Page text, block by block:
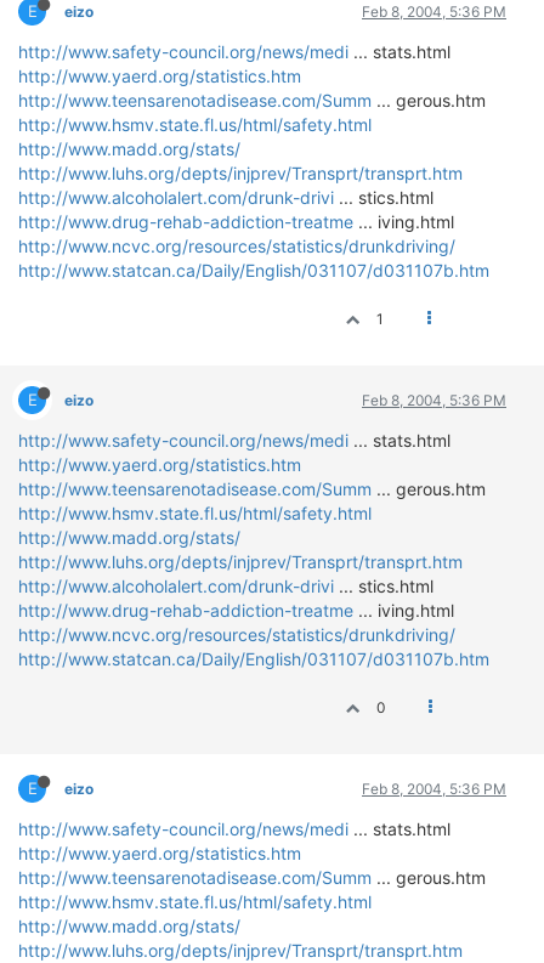
E eizo Feb 8, 2004, 5:36 PM
http://www.safety-council.org/news/medi ... stats.html
http://www.yaerd.org/statistics.htm
http://www.teensarenotadisease.com/Summ ... gerous.htm
http://www.hsmv.state.fl.us/html/safety.html
http://www.madd.org/stats/
http://www.luhs.org/depts/injprev/Transprt/transprt.htm
http://www.alcoholalert.com/drunk-drivi ... stics.html
http://www.drug-rehab-addiction-treatme ... iving.html
http://www.ncvc.org/resources/statistics/drunkdriving/
http://www.statcan.ca/Daily/English/031107/d031107b.htm
1
E eizo Feb 8, 2004, 5:36 PM
http://www.safety-council.org/news/medi ... stats.html
http://www.yaerd.org/statistics.htm
http://www.teensarenotadisease.com/Summ ... gerous.htm
http://www.hsmv.state.fl.us/html/safety.html
http://www.madd.org/stats/
http://www.luhs.org/depts/injprev/Transprt/transprt.htm
http://www.alcoholalert.com/drunk-drivi ... stics.html
http://www.drug-rehab-addiction-treatme ... iving.html
http://www.ncvc.org/resources/statistics/drunkdriving/
http://www.statcan.ca/Daily/English/031107/d031107b.htm
0
E eizo Feb 8, 2004, 5:36 PM
http://www.safety-council.org/news/medi ... stats.html
http://www.yaerd.org/statistics.htm
http://www.teensarenotadisease.com/Summ ... gerous.htm
http://www.hsmv.state.fl.us/html/safety.html
http://www.madd.org/stats/
http://www.luhs.org/depts/injprev/Transprt/transprt.htm
ΟΔΟΙΠΟΡΙΚΑ
VIDEO
4TTV
ΝΕΑ ΜΟΝΤΕΛΑ
ΑΓΩΝΕΣ
CANDID CAMERA
ΤΕΧΝΟΛΟΓΙΑ
ΕΙΔΗΣΕΙΣ – ΠΑΡΟΥΣΙΑΣΕΙΣ
ΔΟΚΙΜΕΣ – ΠΑΡΟΥΣΙΑΣΕΙΣ
ΑΓΩΝΕΣ
FORMULA 1
WRC
ΔΙΕΘΝΕΙΣ ΑΓΩΝΕΣ
ΕΛΛΗΝΙΚΟΙ ΑΓΩΝΕΣ
ΤΙΜΕΣ
ΚΑΤΑΣΚΕΥΑΣΤΕΣ
ΠΡΟΣΩΠΙΚΟΤΗΤΕΣ
ΑΓΩΝΙΣΤΙΚΑ ΑΥΤΟΚΙΝΗΤΑ
ΑΓΩΝΕΣ/ΔΙΟΡΓΑΝΩΣΕΙΣ
ΑΓΟΡΑ
ΠΩΛΗΣΕΙΣ